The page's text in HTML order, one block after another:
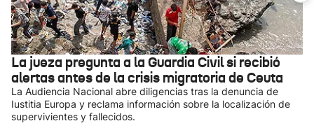
La jueza pregunta a la Guardia Civil si recibió
alertas antes de la crisis migratoria de Ceuta
La Audiencia Nacional abre diligencias tras la denuncia de
Iustitia Europa y reclama información sobre la localización de
supervivientes y fallecidos.